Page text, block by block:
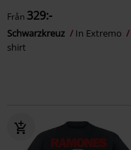
Från 329:-
Schwarzkreuz In Extremo
shirt